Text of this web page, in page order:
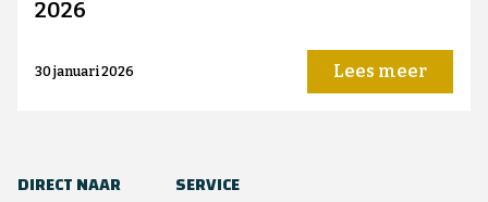
2026
30 januari 2026 Lees meer
DIRECT NAAR SERVICE